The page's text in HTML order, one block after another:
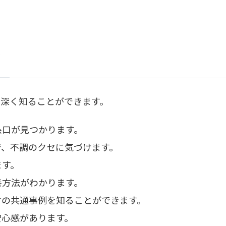
く知ることができます。
が見つかります。
不調のクセに気づけます。
。
法がわかります。
共通事例を知ることができます。
感があります。